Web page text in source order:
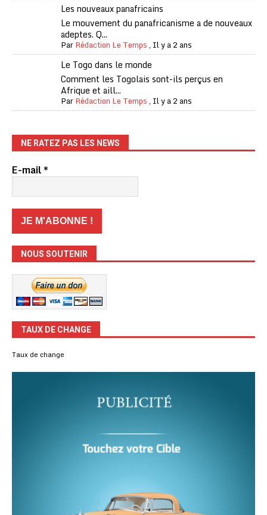
Les nouveaux panafricains
Le mouvement du panafricanisme a de nouveaux
adeptes. Q...
ParRédaction Le Temps, Il y a 2 ans
Le Togo dans le monde
Comment les Togolais sont-ils perçus en
Afrique et aill...
ParRédaction Le Temps, Il y a 2 ans
NE RATEZ PAS LES NEWS
E-mail*
NOUS SOUTENIR
TAUX DE CHANGE
Taux de change